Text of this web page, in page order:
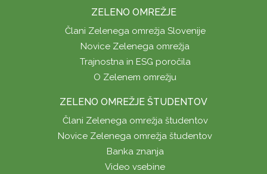
ZELENO OMREŽJE
Člani Zelenega omrežja Slovenije
Novice Zelenega omrežja
Trajnostna in ESG poročila
O Zelenem omrežju
ZELENO OMREŽJE ŠTUDENTOV
Člani Zelenega omrežja študentov
Novice Zelenega omrežja študentov
Banka znanja
Video vsebine